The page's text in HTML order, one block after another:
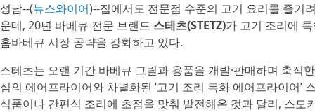
성남--(뉴스와이어)--집에서도 전문점 수준의 고기 요리를 즐기
운데, 20년 바베큐 전문 브랜드 스테츠(STETZ)가 고기 조리에
홈바베큐 시장 공략을 강화하고 있다.
스테츠는 오랜 기간 바베큐 그릴과 용품을 개발·판매하며 축적
심의 에어프라이어와 차별화된 ‘고기 조리 특화 에어프라이어’
식품이나 간편식 조리에 초점을 맞춰 발전해온 것과 달리, 스모